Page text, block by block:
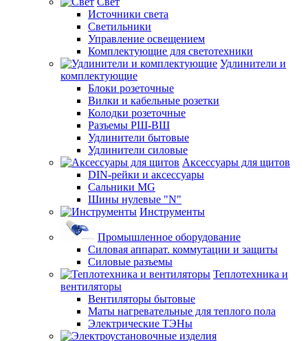
Источники света
Светильники
Управление освещением
Комплектующие для светотехники
Удлинители и
комплектующие
Блоки розеточные
Вилки и кабельные розетки
Колодки розеточные
Разъемы РШ-ВШ
Удлинители бытовые
Удлинители силовые
Аксессуары для щитов
DIN-рейки и аксессуары
Сальники MG
Шины нулевые "N"
Инструменты
Промышленное оборудование
Силовая аппарат. коммутации и защиты
Силовые разъемы
Теплотехника и
вентиляторы
Вентиляторы бытовые
Маты нагревательные для теплого пола
Электрические ТЭНы